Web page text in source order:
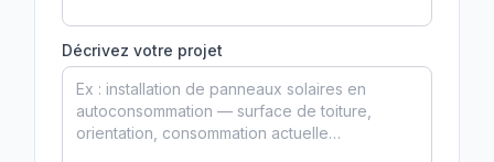
Décrivez votre projet